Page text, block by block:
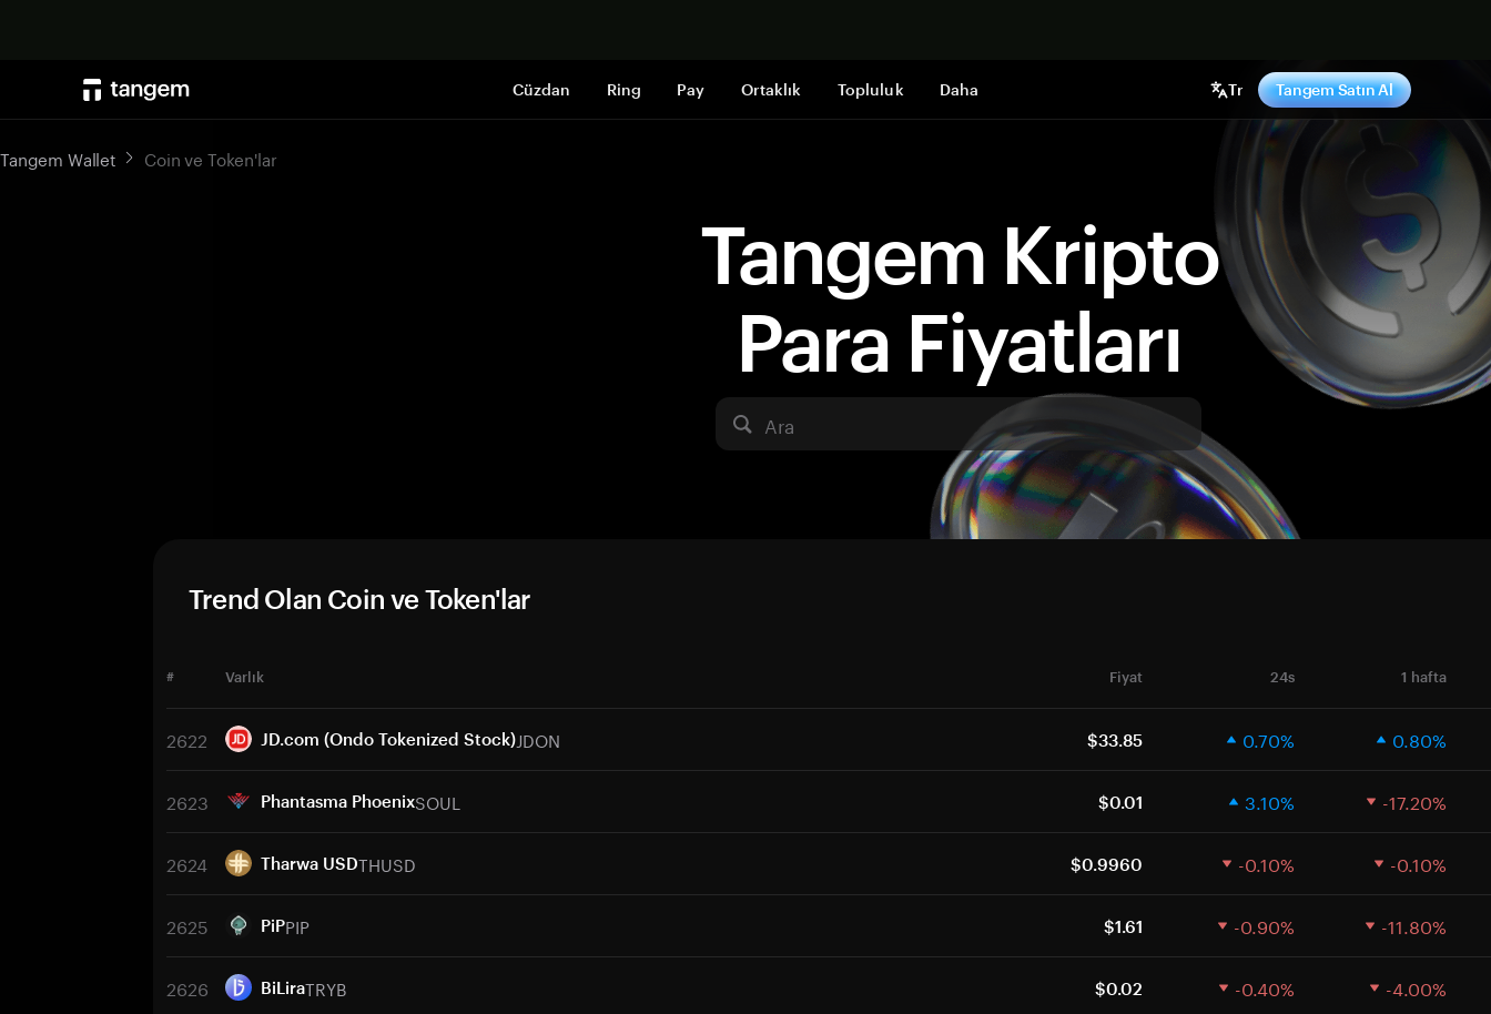
Cüzdan Ring Pay Ortaklık Topluluk Daha Tr Tangem Satın Al
Tangem Kripto
Para Fiyatları
Ara
Tangem Wallet Coin ve Token'lar
Trend Olan Coin ve Token'lar
# Varlık Fiyat 24s 1 hafta
2622 JD.com (Ondo Tokenized Stock)JDON $33.85 0.70% 0.80%
2623 Phantasma PhoenixSOUL $0.01 3.10% -17.20%
2624 Tharwa USDTHUSD $0.9960 -0.10% -0.10%
2625 PiPPIP $1.61 -0.90% -11.80%
2626 BiLiraTRYB $0.02 -0.40% -4.00%